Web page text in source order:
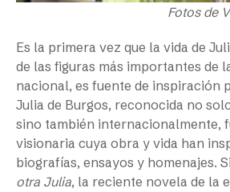
Fotos de
Es la primera vez que la vida de
de las figuras más importantes de
nacional, es fuente de inspiración
Julia de Burgos, reconocida no
sino también internacionalmente,
visionaria cuya obra y vida han
biografías, ensayos y homenajes.
otra Julia, la reciente novela de la